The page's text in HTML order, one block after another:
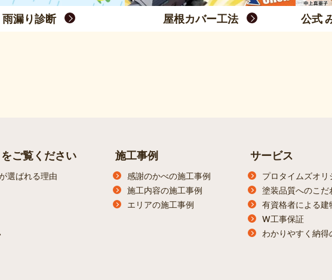
雨漏り診断 屋根カバー工法 公式
ご覧ください
選ばれる理由
施工事例
感謝のかべの施工事例
施工内容の施工事例
エリアの施工事例
サービス
プロタイムズオリ
塗装品質へのこだ
有資格者による建
W工事保証
わかりやすく納得